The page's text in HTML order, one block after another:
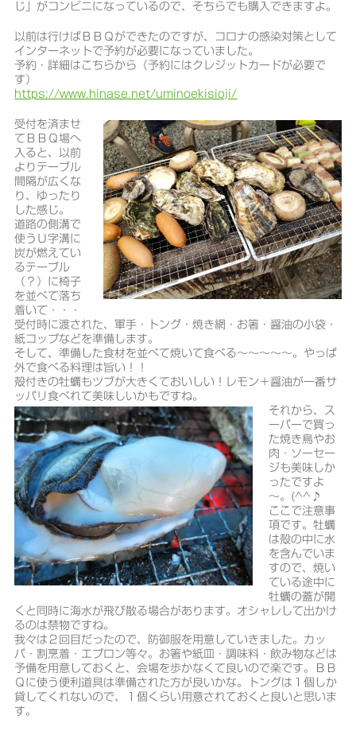
じ」がコンビニになっているので、そちらでも購入できますよ。
以前は行けばＢＢＱができたのですが、コロナの感染対策として
インターネットで予約が必要になっていました。
予約・詳細はこちらから（予約にはクレジットカードが必要で
す）
https://www.hinase.net/uminoekisioji/
受付を済ませ
てＢＢＱ場へ
入ると、以前
よりテーブル
間隔が広くな
り、ゆったり
した感じ。
道路の側溝で
使うＵ字溝に
炭が燃えてい
るテーブル
（？）に椅子
を並べて落ち
着いて・・・
受付時に渡された、軍手・トング・焼き網・お箸・醤油の小袋・
紙コップなどを準備します。
そして、準備した食材を並べて焼いて食べる～～～～～。やっぱ
外で食べる料理は旨い！！
殻付きの牡蠣もツブが大きくておいしい！レモン＋醤油が一番サ
ッパリ食べれて美味しいかもですね。
それから、ス
ーパーで買っ
た焼き鳥やお
肉・ソーセー
ジも美味しか
ったですよ
～。(^^♪
ここで注意事
項です。牡蠣
は殻の中に水
を含んでいま
すので、焼い
ている途中に
牡蠣の蓋が開
くと同時に海水が飛び散る場合があります。オシャレして出かけ
るのは禁物ですね。
我々は２回目だったので、防御服を用意していきました。カッ
パ・割烹着・エプロン等々。お箸や紙皿・調味料・飲み物などは
予備を用意しておくと、会場を歩かなくて良いので楽です。ＢＢ
Ｑに使う便利道具は準備された方が良いかな。トングは１個しか
貸してくれないので、１個くらい用意されておくと良いと思いま
す。